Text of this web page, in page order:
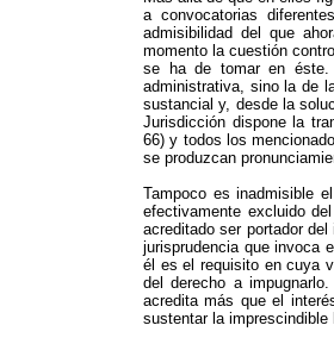
a convocatorias
admisibilidad del que
momento la cuestión
se ha de tomar en éste.
administrativa, sino la de
sustancial y, desde la
Jurisdicción dispone la
66) y todos los
se produzcan
Tampoco es inadmisible
efectivamente excluido
acreditado ser portador
jurisprudencia que invoca
él es el requisito en cuya
del derecho a
acredita más que el
sustentar la imprescindible